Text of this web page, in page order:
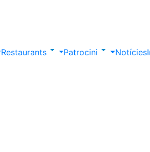
Restaurants Patrocini Notícies